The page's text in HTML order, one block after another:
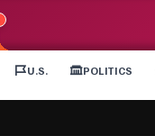
U.S. POLITICS